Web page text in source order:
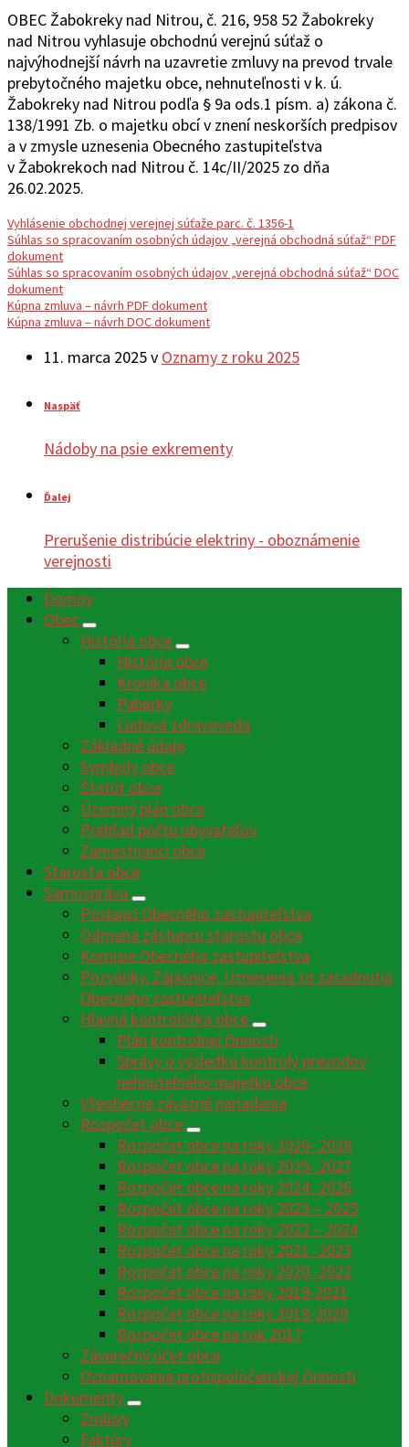
OBEC Žabokreky nad Nitrou, č. 216, 958 52 Žabokreky
nad Nitrou vyhlasuje obchodnú verejnú súťaž o
najvýhodnejší návrh na uzavretie zmluvy na prevod trvale
prebytočného majetku obce, nehnuteľnosti v k. ú.
Žabokreky nad Nitrou podľa § 9a ods.1 písm. a) zákona č.
138/1991 Zb. o majetku obcí v znení neskorších predpisov
a v zmysle uznesenia Obecného zastupiteľstva
v Žabokrekoch nad Nitrou č. 14c/II/2025 zo dňa
26.02.2025.
Vyhlásenie obchodnej verejnej súťaže parc. č. 1356-1
Súhlas so spracovaním osobných údajov „verejná obchodná súťaž“ PDF
dokument
Súhlas so spracovaním osobných údajov „verejná obchodná súťaž“ DOC
dokument
Kúpna zmluva – návrh PDF dokument
Kúpna zmluva – návrh DOC dokument
11. marca 2025v Oznamy z roku 2025
Naspäť
Nádoby na psie exkrementy
Ďalej
Prerušenie distribúcie elektriny - oboznámenie
verejnosti
Domov
Obec
História obce
História obce
Kronika obce
Paberky
Ľudová zdravoveda
Základné údaje
Symboly obce
Štatút obce
Územný plán obce
Prehľad počtu obyvateľov
Zamestnanci obce
Starosta obce
Samospráva
Poslanci Obecného zastupiteľstva
Odmena zástupcu starostu obce
Komisie Obecného zastupiteľstva
Pozvánky, Zápisnice, Uznesenia zo zasadnutia
Obecného zastupiteľstva
Hlavná kontrolórka obce
Plán kontrolnej činnosti
Správy o výsledku kontroly prevodov
nehnuteľného majetku obce
Všeobecne záväzné nariadenia
Rozpočet obce
Rozpočet obce na roky 2026- 2028
Rozpočet obce na roky 2025- 2027
Rozpočet obce na roky 2024- 2026
Rozpočet obce na roky 2023 – 2025
Rozpočet obce na roky 2022 – 2024
Rozpočet obce na roky 2021 -2023
Rozpočet obce na roky 2020 -2022
Rozpočet obce na roky 2019-2021
Rozpočet obce na roky 2018-2020
Rozpočet obce na rok 2017
Záverečný účet obce
Oznamovanie protispoločenskej činnosti
Dokumenty
Zmluvy
Faktúry